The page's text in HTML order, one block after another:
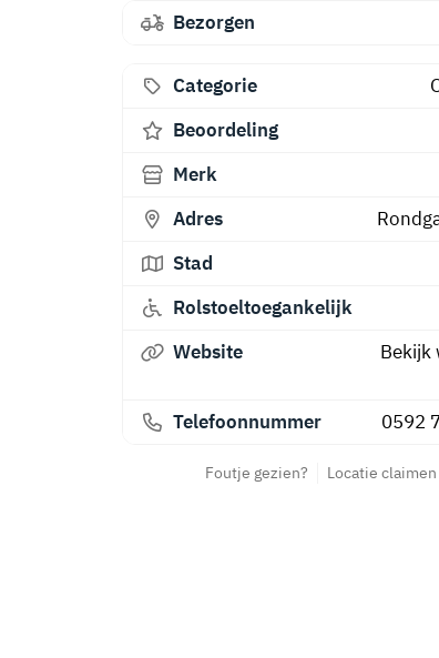
Bezorgen
Categorie
Beoordeling
Merk
Adres
Stad
Rolstoeltoegankelijk
Website
Bekijk
Telefoonnummer 0592
Foutje gezien? Locatie claimen